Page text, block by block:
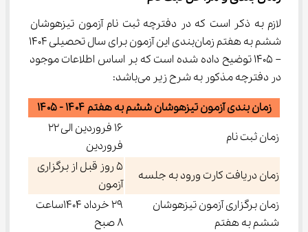
لازم به ذکر است که در دفترچه ثبت نام آزمون تیزهوشان
– 1405 توضیح داده شده است که بر اساس اطلاعات موجود
در دفترچه مذکور به شرح زیر می‌باشد:
زمان بندی آزمون تیزهوشان ششم به هفتم ۱۴۰۴ - ۱۴۰۵
زمان ثبت نام
16 فروردین الی 22
فروردین
زمان دریافت کارت ورود به جلسه
5 روز قبل از برگزاری
آزمون
زمان برگزاری آزمون تیزهوشان
ششم به هفتم
29 خرداد 1404ساعت
8 صبح